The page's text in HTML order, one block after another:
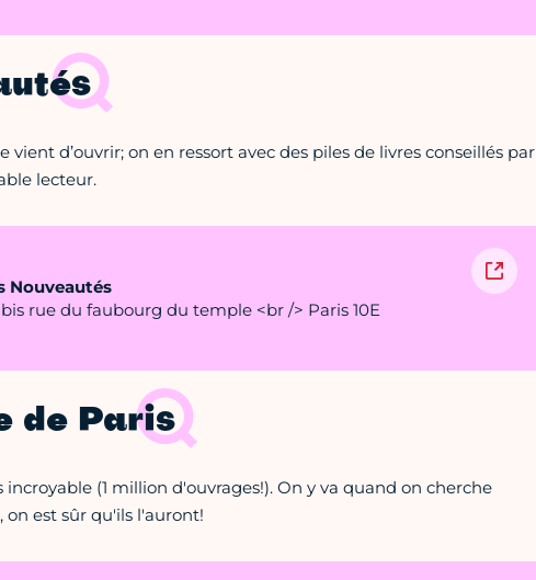
vient d’ouvrir; on en ressort avec des piles de livres conseillés par
lecteur.
Nouveautés
rue du faubourg du temple <br /> Paris 10E
de Paris
(1 million d'ouvrages!). On y va quand on cherche
on est sûr qu'ils l'auront!